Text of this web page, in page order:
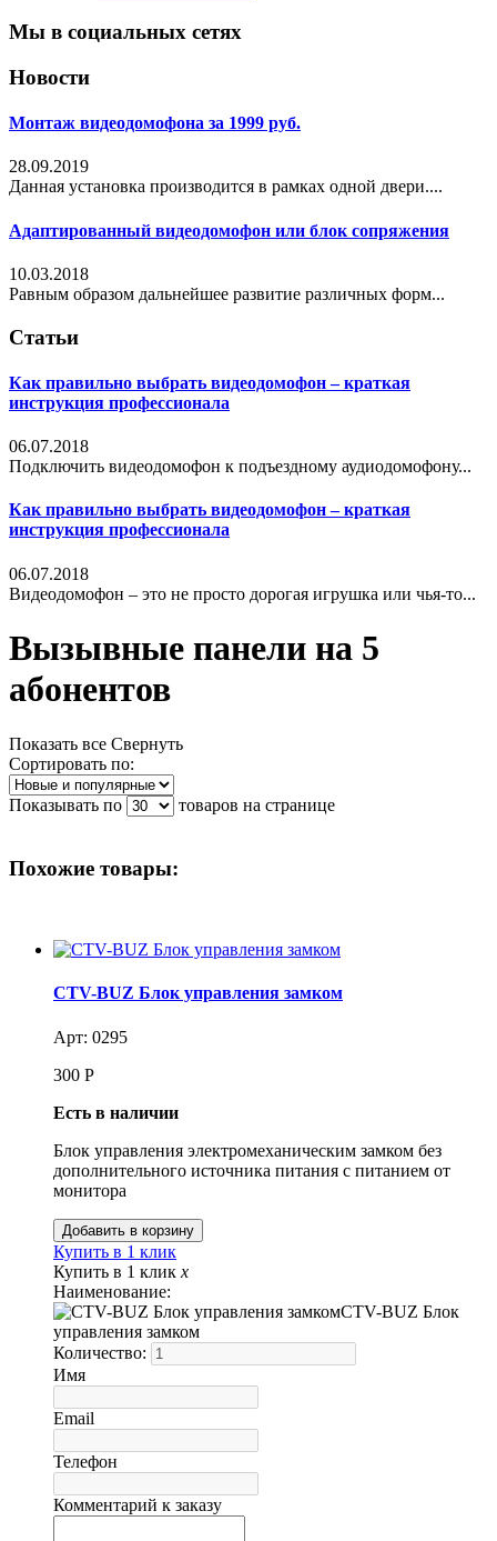
Мы в социальных сетях
Новости
Монтаж видеодомофона за 1999 руб.
28.09.2019
Данная установка производится в рамках одной двери....
Адаптированный видеодомофон или блок сопряжения
10.03.2018
Равным образом дальнейшее развитие различных форм...
Статьи
Как правильно выбрать видеодомофон – краткая
инструкция профессионала
06.07.2018
Подключить видеодомофон к подъездному аудиодомофону...
Как правильно выбрать видеодомофон – краткая
инструкция профессионала
06.07.2018
Видеодомофон – это не просто дорогая игрушка или чья-то...
Вызывные панели на 5
абонентов
Показать все Свернуть
Сортировать по:
Показывать по товаров на странице
Похожие товары:
CTV-BUZ Блок управления замком
Арт: 0295
300 Р
Есть в наличии
Блок управления электромеханическим замком без
дополнительного источника питания с питанием от
монитора
Купить в 1 клик
Купить в 1 клик x
Наименование:
CTV-BUZ Блок
управления замком
Количество:
Имя
Email
Телефон
Комментарий к заказу